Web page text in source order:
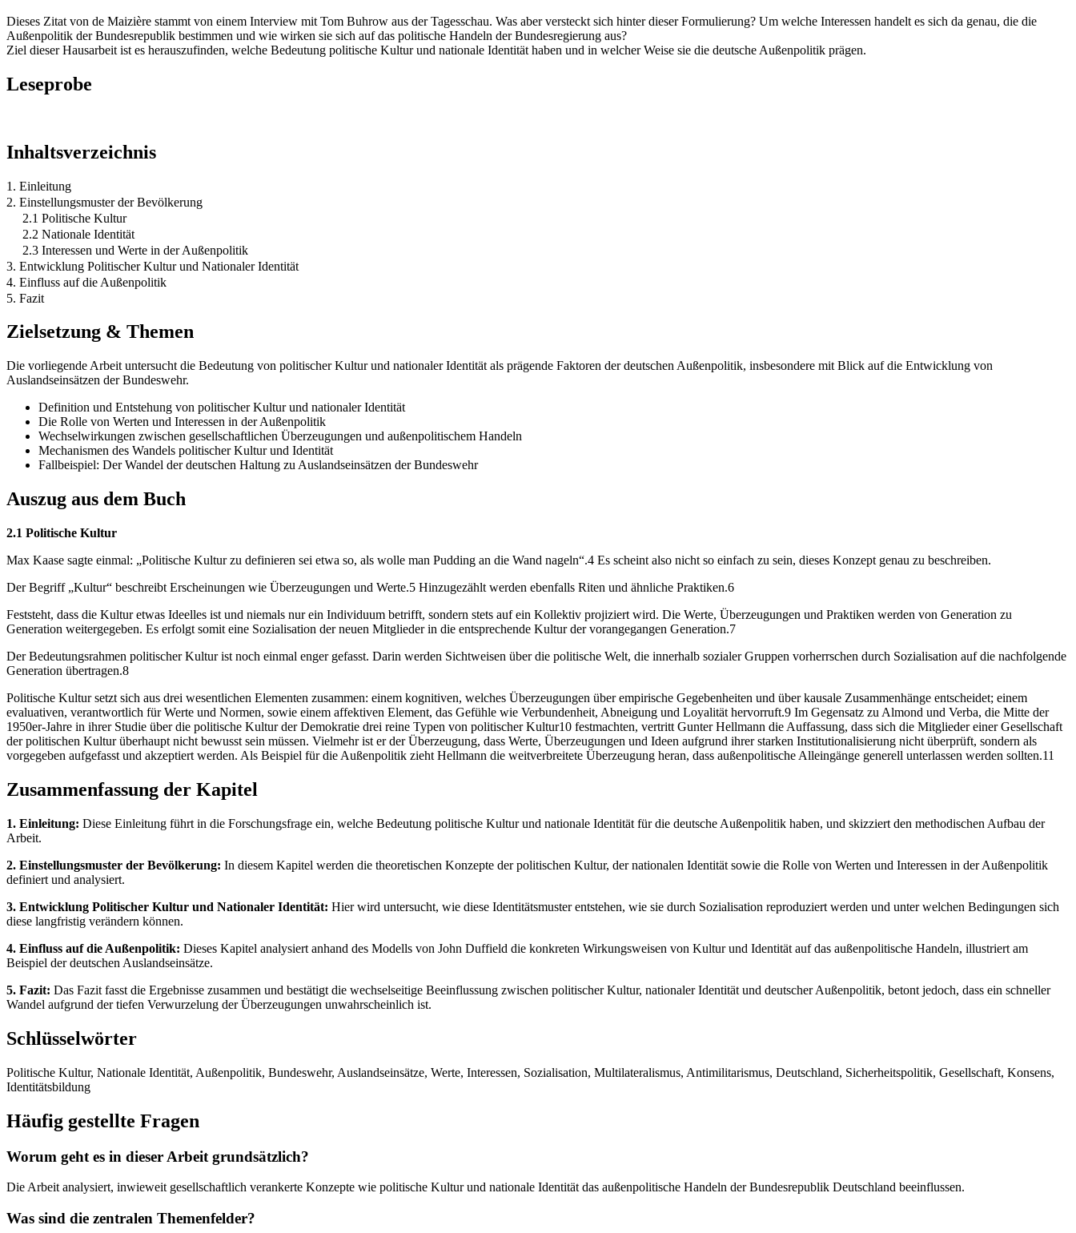
Dieses Zitat von de Maizière stammt von einem Interview mit Tom Buhrow aus der Tagesschau. Was aber versteckt sich hinter dieser Formulierung? Um welche Interessen handelt es sich da genau, die die
Außenpolitik der Bundesrepublik bestimmen und wie wirken sie sich auf das politische Handeln der Bundesregierung aus?
Ziel dieser Hausarbeit ist es herauszufinden, welche Bedeutung politische Kultur und nationale Identität haben und in welcher Weise sie die deutsche Außenpolitik prägen.
Leseprobe
Inhaltsverzeichnis
1. Einleitung
2. Einstellungsmuster der Bevölkerung
2.1 Politische Kultur
2.2 Nationale Identität
2.3 Interessen und Werte in der Außenpolitik
3. Entwicklung Politischer Kultur und Nationaler Identität
4. Einfluss auf die Außenpolitik
5. Fazit
Zielsetzung & Themen
Die vorliegende Arbeit untersucht die Bedeutung von politischer Kultur und nationaler Identität als prägende Faktoren der deutschen Außenpolitik, insbesondere mit Blick auf die Entwicklung von
Auslandseinsätzen der Bundeswehr.
Definition und Entstehung von politischer Kultur und nationaler Identität
Die Rolle von Werten und Interessen in der Außenpolitik
Wechselwirkungen zwischen gesellschaftlichen Überzeugungen und außenpolitischem Handeln
Mechanismen des Wandels politischer Kultur und Identität
Fallbeispiel: Der Wandel der deutschen Haltung zu Auslandseinsätzen der Bundeswehr
Auszug aus dem Buch
2.1 Politische Kultur
Max Kaase sagte einmal: „Politische Kultur zu definieren sei etwa so, als wolle man Pudding an die Wand nageln“.4 Es scheint also nicht so einfach zu sein, dieses Konzept genau zu beschreiben.
Der Begriff „Kultur“ beschreibt Erscheinungen wie Überzeugungen und Werte.5 Hinzugezählt werden ebenfalls Riten und ähnliche Praktiken.6
Feststeht, dass die Kultur etwas Ideelles ist und niemals nur ein Individuum betrifft, sondern stets auf ein Kollektiv projiziert wird. Die Werte, Überzeugungen und Praktiken werden von Generation zu
Generation weitergegeben. Es erfolgt somit eine Sozialisation der neuen Mitglieder in die entsprechende Kultur der vorangegangen Generation.7
Der Bedeutungsrahmen politischer Kultur ist noch einmal enger gefasst. Darin werden Sichtweisen über die politische Welt, die innerhalb sozialer Gruppen vorherrschen durch Sozialisation auf die nachfolgende
Generation übertragen.8
Politische Kultur setzt sich aus drei wesentlichen Elementen zusammen: einem kognitiven, welches Überzeugungen über empirische Gegebenheiten und über kausale Zusammenhänge entscheidet; einem
evaluativen, verantwortlich für Werte und Normen, sowie einem affektiven Element, das Gefühle wie Verbundenheit, Abneigung und Loyalität hervorruft.9 Im Gegensatz zu Almond und Verba, die Mitte der
1950er-Jahre in ihrer Studie über die politische Kultur der Demokratie drei reine Typen von politischer Kultur10 festmachten, vertritt Gunter Hellmann die Auffassung, dass sich die Mitglieder einer Gesellschaft
der politischen Kultur überhaupt nicht bewusst sein müssen. Vielmehr ist er der Überzeugung, dass Werte, Überzeugungen und Ideen aufgrund ihrer starken Institutionalisierung nicht überprüft, sondern als
vorgegeben aufgefasst und akzeptiert werden. Als Beispiel für die Außenpolitik zieht Hellmann die weitverbreitete Überzeugung heran, dass außenpolitische Alleingänge generell unterlassen werden sollten.11
Zusammenfassung der Kapitel
1. Einleitung: Diese Einleitung führt in die Forschungsfrage ein, welche Bedeutung politische Kultur und nationale Identität für die deutsche Außenpolitik haben, und skizziert den methodischen Aufbau der
Arbeit.
2. Einstellungsmuster der Bevölkerung: In diesem Kapitel werden die theoretischen Konzepte der politischen Kultur, der nationalen Identität sowie die Rolle von Werten und Interessen in der Außenpolitik
definiert und analysiert.
3. Entwicklung Politischer Kultur und Nationaler Identität: Hier wird untersucht, wie diese Identitätsmuster entstehen, wie sie durch Sozialisation reproduziert werden und unter welchen Bedingungen sich
diese langfristig verändern können.
4. Einfluss auf die Außenpolitik: Dieses Kapitel analysiert anhand des Modells von John Duffield die konkreten Wirkungsweisen von Kultur und Identität auf das außenpolitische Handeln, illustriert am
Beispiel der deutschen Auslandseinsätze.
5. Fazit: Das Fazit fasst die Ergebnisse zusammen und bestätigt die wechselseitige Beeinflussung zwischen politischer Kultur, nationaler Identität und deutscher Außenpolitik, betont jedoch, dass ein schneller
Wandel aufgrund der tiefen Verwurzelung der Überzeugungen unwahrscheinlich ist.
Schlüsselwörter
Politische Kultur, Nationale Identität, Außenpolitik, Bundeswehr, Auslandseinsätze, Werte, Interessen, Sozialisation, Multilateralismus, Antimilitarismus, Deutschland, Sicherheitspolitik, Gesellschaft, Konsens,
Identitätsbildung
Häufig gestellte Fragen
Worum geht es in dieser Arbeit grundsätzlich?
Die Arbeit analysiert, inwieweit gesellschaftlich verankerte Konzepte wie politische Kultur und nationale Identität das außenpolitische Handeln der Bundesrepublik Deutschland beeinflussen.
Was sind die zentralen Themenfelder?